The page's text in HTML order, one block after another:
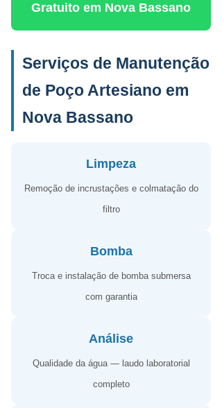
Gratuito em Nova Bassano
Serviços de Manutenção
de Poço Artesiano em
Nova Bassano
Limpeza
Remoção de incrustações e colmatação do
filtro
Bomba
Troca e instalação de bomba submersa
com garantia
Análise
Qualidade da água — laudo laboratorial
completo